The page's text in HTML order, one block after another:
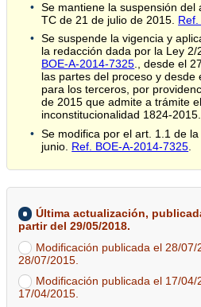
Se mantiene la suspensión
TC de 21 de julio de 2015.
Se suspende la vigencia y
la redacción dada por la Ley
BOE-A-2014-7325., desde el
las partes del proceso y desde
para los terceros, por
de 2015 que admite a trámite
inconstitucionalidad 1824-2015.
Se modifica por el art. 1.1 de
junio. Ref. BOE-A-2014-7325
Última actualización,
partir del 29/05/2018.
Modificación publicada el 28/
28/07/2015.
Modificación publicada el 17/
17/04/2015.